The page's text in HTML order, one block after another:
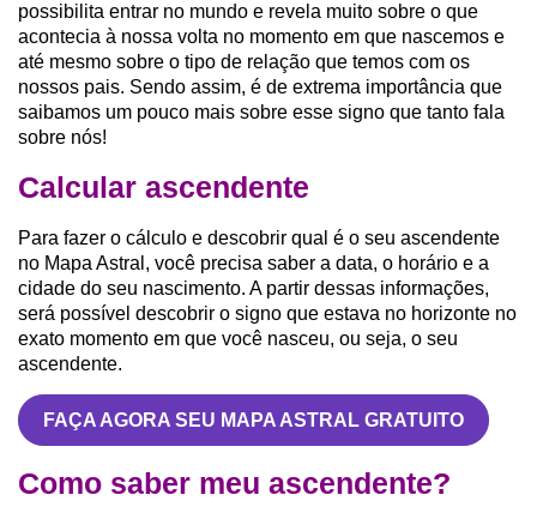
possibilita entrar no mundo e revela muito sobre o que
acontecia à nossa volta no momento em que nascemos e
até mesmo sobre o tipo de relação que temos com os
nossos pais. Sendo assim, é de extrema importância que
saibamos um pouco mais sobre esse signo que tanto fala
sobre nós!
Calcular ascendente
Para fazer o cálculo e descobrir qual é o seu ascendente
no Mapa Astral, você precisa saber a data, o horário e a
cidade do seu nascimento. A partir dessas informações,
será possível descobrir o signo que estava no horizonte no
exato momento em que você nasceu, ou seja, o seu
ascendente.
FAÇA AGORA SEU MAPA ASTRAL GRATUITO
Como saber meu ascendente?